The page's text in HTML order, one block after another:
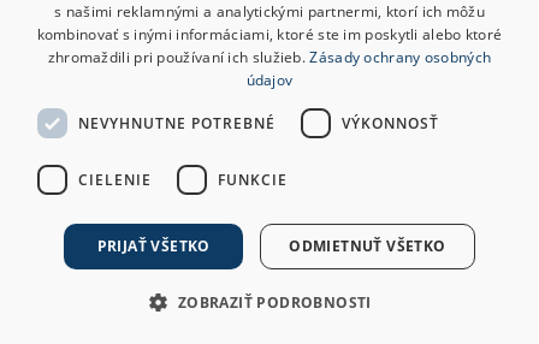
s našimi reklamnými a analytickými partnermi, ktorí ich môžu
kombinovať s inými informáciami, ktoré ste im poskytli alebo ktoré
zhromaždili pri používaní ich služieb.Zásady ochrany osobných
údajov
NEVYHNUTNE POTREBNÉ VÝKONNOSŤ
CIELENIE FUNKCIE
PRIJAŤ VŠETKO ODMIETNUŤ VŠETKO
ZOBRAZIŤ PODROBNOSTI